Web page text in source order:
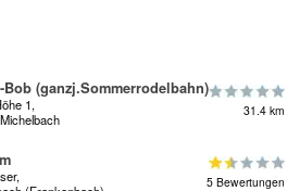
Bob (ganzj.Sommerrodelbahn)
1,
31.4 km
5 Bewertungen